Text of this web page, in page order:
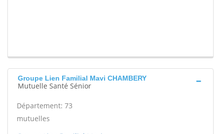
Groupe Lien Familial Mavi CHAMBERY
Mutuelle Santé Sénior
Département: 73
mutuelles